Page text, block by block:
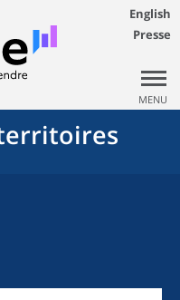
English
Presse
MENU